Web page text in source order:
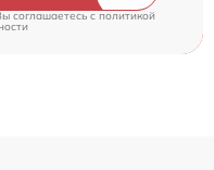
соглашаетесь c политикой